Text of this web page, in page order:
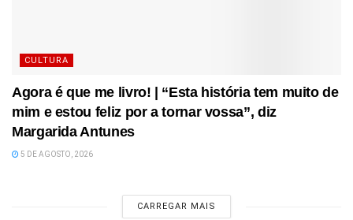
CULTURA
Agora é que me livro! | “Esta história tem muito de
mim e estou feliz por a tornar vossa”, diz
Margarida Antunes
5 DE AGOSTO, 2026
CARREGAR MAIS